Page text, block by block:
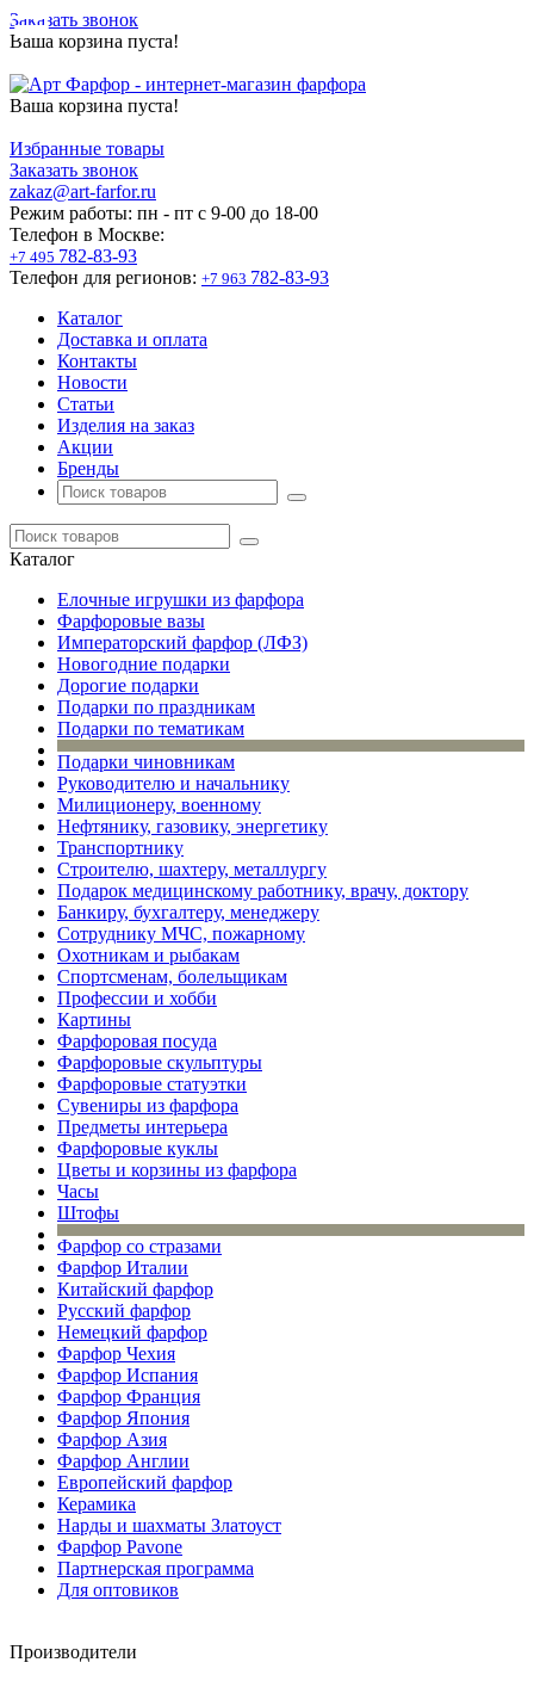
Заказать звонок
Ваша корзина пуста!
Ваша корзина пуста!
Избранные товары
Заказать звонок
zakaz@art-farfor.ru
Режим работы: пн - пт c 9-00 до 18-00
Телефон в Москве:
+7 495 782-83-93
Телефон для регионов: +7 963 782-83-93
Каталог
Доставка и оплата
Контакты
Новости
Статьи
Изделия на заказ
Акции
Бренды
Каталог
Елочные игрушки из фарфора
Фарфоровые вазы
Императорский фарфор (ЛФЗ)
Новогодние подарки
Дорогие подарки
Подарки по праздникам
Подарки по тематикам
Подарки чиновникам
Руководителю и начальнику
Милиционеру, военному
Нефтянику, газовику, энергетику
Транспортнику
Строителю, шахтеру, металлургу
Подарок медицинскому работнику, врачу, доктору
Банкиру, бухгалтеру, менеджеру
Сотруднику МЧС, пожарному
Охотникам и рыбакам
Спортсменам, болельщикам
Профессии и хобби
Картины
Фарфоровая посуда
Фарфоровые скульптуры
Фарфоровые статуэтки
Сувениры из фарфора
Предметы интерьера
Фарфоровые куклы
Цветы и корзины из фарфора
Часы
Штофы
Фарфор со стразами
Фарфор Италии
Китайский фарфор
Русский фарфор
Немецкий фарфор
Фарфор Чехия
Фарфор Испания
Фарфор Франция
Фарфор Япония
Фарфор Азия
Фарфор Англии
Европейский фарфор
Керамика
Нарды и шахматы Златоуст
Фарфор Pavone
Партнерская программа
Для оптовиков
Производители